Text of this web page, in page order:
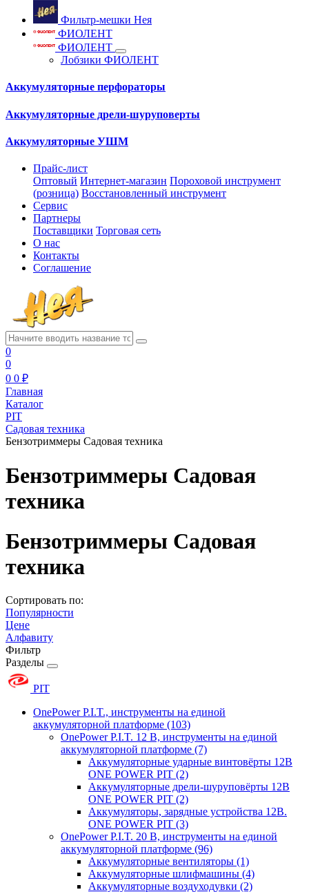
Фильтр-мешки Нея
ФИОЛЕНТ
ФИОЛЕНТ
Лобзики ФИОЛЕНТ
Аккумуляторные перфораторы
Аккумуляторные дрели-шуруповерты
Аккумуляторные УШМ
Прайс-лист
Оптовый Интернет-магазин Пороховой инструмент
(розница) Восстановленный инструмент
Сервис
Партнеры
Поставщики Торговая сеть
О нас
Контакты
Соглашение
0
0
0 0 ₽
Главная
Каталог
PIT
Садовая техника
Бензотриммеры Садовая техника
Бензотриммеры Садовая
техника
Бензотриммеры Садовая
техника
Сортировать по:
Популярности
Цене
Алфавиту
Фильтр
Разделы
PIT
OnePower P.I.T., инструменты на единой
аккумуляторной платформе (103)
OnePower P.I.T. 12 В, инструменты на единой
аккумуляторной платформе (7)
Аккумуляторные ударные винтовёрты 12В
ONE POWER PIT (2)
Аккумуляторные дрели-шуруповёрты 12В
ONE POWER PIT (2)
Аккумуляторы, зарядные устройства 12В.
ONE POWER PIT (3)
OnePower P.I.T. 20 В, инструменты на единой
аккумуляторной платформе (96)
Аккумуляторные вентиляторы (1)
Аккумуляторные шлифмашины (4)
Аккумуляторные воздуходувки (2)